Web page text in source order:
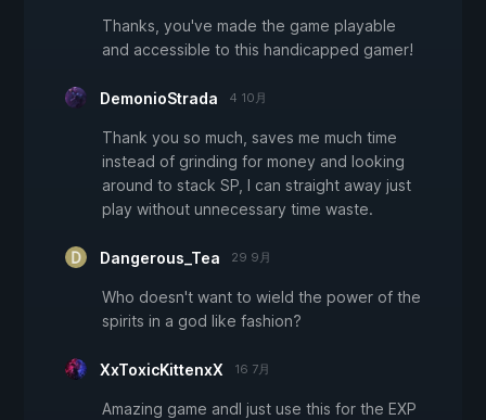
Thanks, you've made the game playable
and accessible to this handicapped gamer!
DemonioStrada 4 10月
Thank you so much, saves me much time
instead of grinding for money and looking
around to stack SP, I can straight away just
play without unnecessary time waste.
Dangerous_Tea 29 9月
Who doesn't want to wield the power of the
spirits in a god like fashion?
XxToxicKittenxX 16 7月
Amazing game andI just use this for the EXP